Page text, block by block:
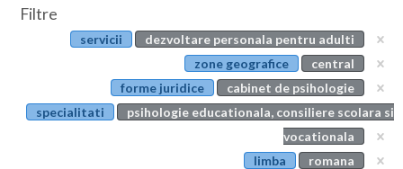
Botosani
Articole
Evenimente
Membri
Filtre
servicii
dezvoltare personala pentru adulti
zone geografice
central
forme juridice
cabinet de psihologie
specialitati
psihologie educationala, consiliere scolara si
vocationala
limba
romana